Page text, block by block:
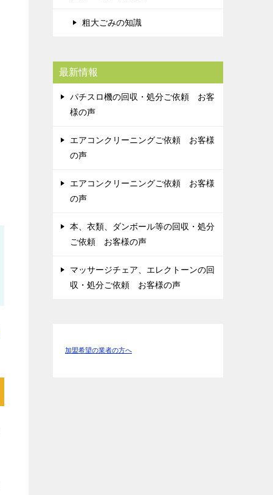
粗大ごみの知識
最新情報
パチスロ機の回収・処分ご依頼 お客
様の声
エアコンクリーニングご依頼 お客様
の声
エアコンクリーニングご依頼 お客様
の声
本、衣類、ダンボール等の回収・処分
ご依頼 お客様の声
マッサージチェア、エレクトーンの回
収・処分ご依頼 お客様の声
加盟希望の業者の方へ